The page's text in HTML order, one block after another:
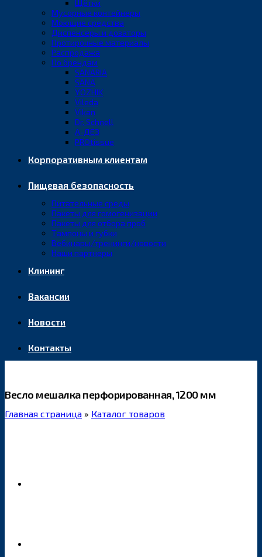
Щётки
Мусорные контейнеры
Моющие средства
Диспенсеры и дозаторы
Протирочные материалы
Распродажа
По брендам
SANARIA
SANA
YOZHIK
Vileda
Vikan
Dr. Schnell
А-ДЕЗ
PROtissue
Корпоративным клиентам
Пищевая безопасность
Питательные среды
Пакеты для гомогенизации
Пакеты для отбора проб
Тампоны и губки
Вебинары/тренинги/новости
Наши партнеры
Клининг
Вакансии
Новости
Контакты
Весло мешалка перфорированная, 1200 мм
Главная страница » Каталог товаров